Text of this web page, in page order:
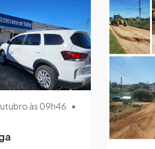
às 09h46 •